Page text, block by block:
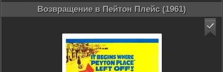
Возвращение в Пейтон Плейс (1961)